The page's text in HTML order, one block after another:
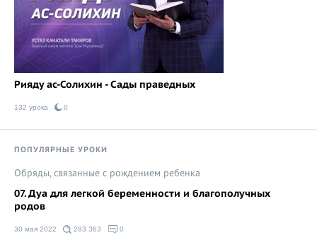
Рияду ас-Солихин - Сады праведных
132 урока 0
ПОПУЛЯРНЫЕ УРОКИ
Обряды, связанные с рождением ребенка
07. Дуа для легкой беременности и благополучных
родов
30 мая 2022 283 363 0